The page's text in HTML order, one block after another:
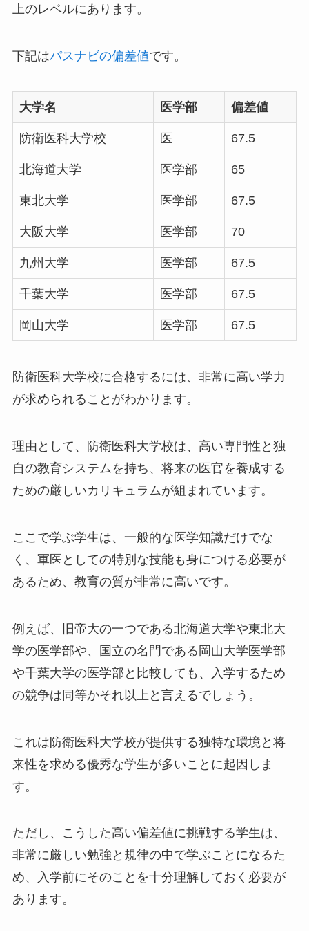
上のレベルにあります。
下記はパスナビの偏差値です。
大学名 医学部 偏差値
防衛医科大学校 医 67.5
北海道大学 医学部 65
東北大学 医学部 67.5
大阪大学 医学部 70
九州大学 医学部 67.5
千葉大学 医学部 67.5
岡山大学 医学部 67.5
防衛医科大学校に合格するには、非常に高い学力
が求められることがわかります。
理由として、防衛医科大学校は、高い専門性と独
自の教育システムを持ち、将来の医官を養成する
ための厳しいカリキュラムが組まれています。
ここで学ぶ学生は、一般的な医学知識だけでな
く、軍医としての特別な技能も身につける必要が
あるため、教育の質が非常に高いです。
例えば、旧帝大の一つである北海道大学や東北大
学の医学部や、国立の名門である岡山大学医学部
や千葉大学の医学部と比較しても、入学するため
の競争は同等かそれ以上と言えるでしょう。
これは防衛医科大学校が提供する独特な環境と将
来性を求める優秀な学生が多いことに起因しま
す。
ただし、こうした高い偏差値に挑戦する学生は、
非常に厳しい勉強と規律の中で学ぶことになるた
め、入学前にそのことを十分理解しておく必要が
あります。